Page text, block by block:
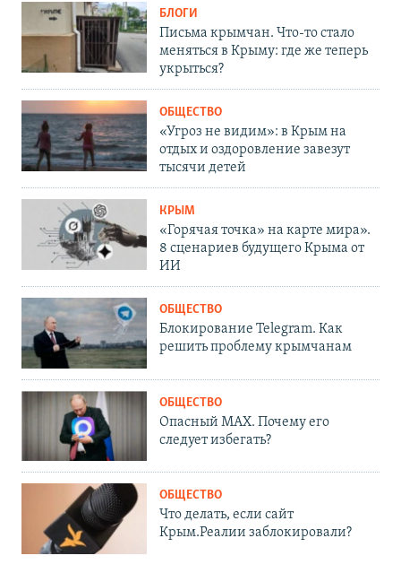
БЛОГИ
Письма крымчан. Что-то стало
меняться в Крыму: где же теперь
укрыться?
ОБЩЕСТВО
«Угроз не видим»: в Крым на
отдых и оздоровление завезут
тысячи детей
КРЫМ
«Горячая точка» на карте мира».
8 сценариев будущего Крыма от
ИИ
ОБЩЕСТВО
Блокирование Telegram. Как
решить проблему крымчанам
ОБЩЕСТВО
Опасный MAX. Почему его
следует избегать?
ОБЩЕСТВО
Что делать, если сайт
Крым.Реалии заблокировали?